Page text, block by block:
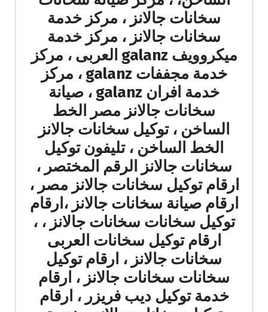
سخانات جالانز ، مركز خدمة
سخانات جالانز ، مركز خدمة
ميكروويف galanz العربى ، مركز
خدمة مجففات galanz ، مركز
خدمة افران galanz ، صيانة
سخانات جالانز مصر الخط
الساخن ، توكيل سخانات جالانز
الخط الساخن ، تليفون توكيل
سخانات جالانز الرقم المختصر ،
ارقام توكيل سخانات جالانز مصر ،
ارقام صيانة سخانات جالانز ،ارقام
توكيل سخانات سخانات جالانز ، ،
ارقام توكيل سخانات العربى
سخانات جالانز ، ارقام توكيل
سخانات سخانات جالانز ، ارقام
خدمة توكيل ديب فريزر ، ارقام